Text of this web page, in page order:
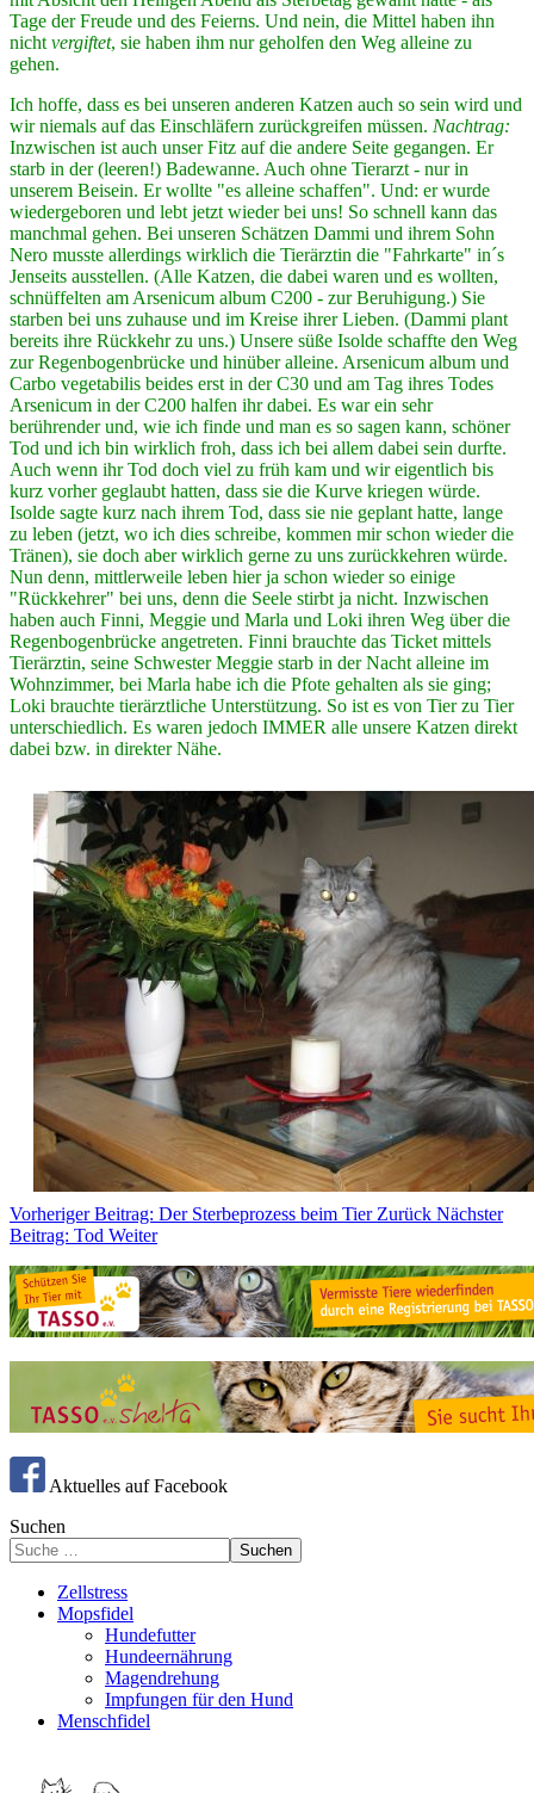
Tage der Freude und des Feierns. Und nein, die Mittel haben ihn
nicht vergiftet, sie haben ihm nur geholfen den Weg alleine zu
gehen.
Ich hoffe, dass es bei unseren anderen Katzen auch so sein wird und
wir niemals auf das Einschläfern zurückgreifen müssen. Nachtrag:
Inzwischen ist auch unser Fitz auf die andere Seite gegangen. Er
starb in der (leeren!) Badewanne. Auch ohne Tierarzt - nur in
unserem Beisein. Er wollte "es alleine schaffen". Und: er wurde
wiedergeboren und lebt jetzt wieder bei uns! So schnell kann das
manchmal gehen. Bei unseren Schätzen Dammi und ihrem Sohn
Nero musste allerdings wirklich die Tierärztin die "Fahrkarte" in´s
Jenseits ausstellen. (Alle Katzen, die dabei waren und es wollten,
schnüffelten am Arsenicum album C200 - zur Beruhigung.) Sie
starben bei uns zuhause und im Kreise ihrer Lieben. (Dammi plant
bereits ihre Rückkehr zu uns.) Unsere süße Isolde schaffte den Weg
zur Regenbogenbrücke und hinüber alleine. Arsenicum album und
Carbo vegetabilis beides erst in der C30 und am Tag ihres Todes
Arsenicum in der C200 halfen ihr dabei. Es war ein sehr
berührender und, wie ich finde und man es so sagen kann, schöner
Tod und ich bin wirklich froh, dass ich bei allem dabei sein durfte.
Auch wenn ihr Tod doch viel zu früh kam und wir eigentlich bis
kurz vorher geglaubt hatten, dass sie die Kurve kriegen würde.
Isolde sagte kurz nach ihrem Tod, dass sie nie geplant hatte, lange
zu leben (jetzt, wo ich dies schreibe, kommen mir schon wieder die
Tränen), sie doch aber wirklich gerne zu uns zurückkehren würde.
Nun denn, mittlerweile leben hier ja schon wieder so einige
"Rückkehrer" bei uns, denn die Seele stirbt ja nicht. Inzwischen
haben auch Finni, Meggie und Marla und Loki ihren Weg über die
Regenbogenbrücke angetreten. Finni brauchte das Ticket mittels
Tierärztin, seine Schwester Meggie starb in der Nacht alleine im
Wohnzimmer, bei Marla habe ich die Pfote gehalten als sie ging;
Loki brauchte tierärztliche Unterstützung. So ist es von Tier zu Tier
unterschiedlich. Es waren jedoch IMMER alle unsere Katzen direkt
dabei bzw. in direkter Nähe.
Vorheriger Beitrag: Der Sterbeprozess beim Tier Zurück Nächster
Beitrag: Tod Weiter
Aktuelles auf Facebook
Suchen
Suchen
Zellstress
Mopsfidel
Hundefutter
Hundeernährung
Magendrehung
Impfungen für den Hund
Menschfidel